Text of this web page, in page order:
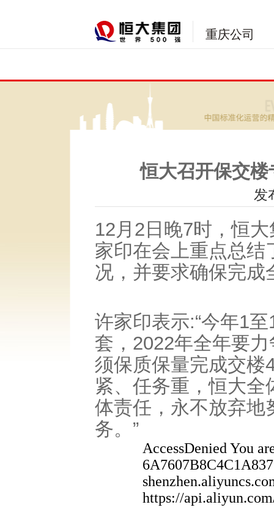
重庆公司
恒大召开保交
发
12月2日晚7时，恒
家印在会上重点总结
况，并要求确保完成
许家印表示:“今年1
套，2022年全年要
须保质保量完成交楼
紧、任务重，恒大
体责任，永不放弃地
务。”